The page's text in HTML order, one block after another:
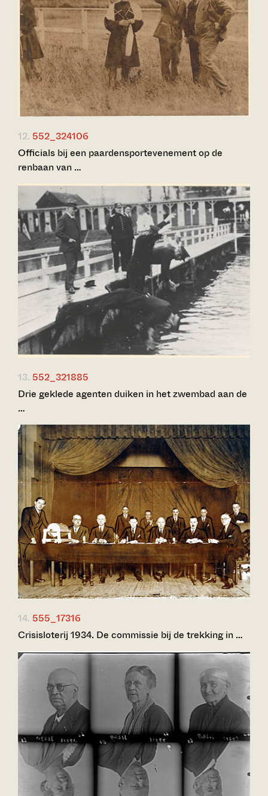
12. 552_324106
Officials bij een paardensportevenement op de
renbaan van …
13. 552_321885
Drie geklede agenten duiken in het zwembad aan de
…
14. 555_17316
Crisisloterij 1934. De commissie bij de trekking in …